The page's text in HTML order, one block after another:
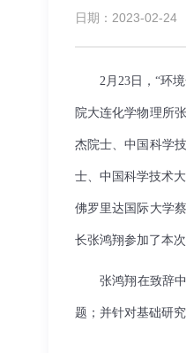
日期：2023-02-24
2月23日，“环境
院大连化学物理所
杰院士、中国科学
士、中国科学技术
佛罗里达国际大学
长张鸿翔参加了本
张鸿翔 在致辞
题；并针对基础研